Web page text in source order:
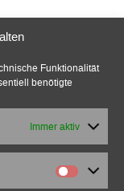
Funktionalität
benötigte
Immer aktiv